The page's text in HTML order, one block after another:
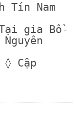
Tín Nam
gia Bồ -
Cập